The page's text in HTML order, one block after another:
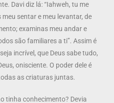
Davi diz lá: “Iahweh, tu me
sentar e meu levantar, de
examinas meu andar e
são familiares a ti”. Assim é
incrível, que Deus sabe tudo,
onisciente. O poder dele é
as criaturas juntas.
tinha conhecimento? Devia